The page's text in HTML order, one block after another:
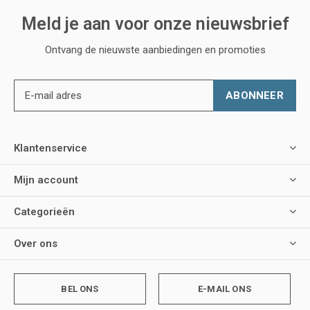
Meld je aan voor onze nieuwsbrief
Ontvang de nieuwste aanbiedingen en promoties
ABONNEER
Klantenservice
Mijn account
Categorieën
Over ons
BEL ONS E-MAIL ONS